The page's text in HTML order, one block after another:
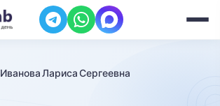
Иванова Лариса Сергеевна